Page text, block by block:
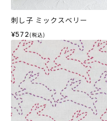
刺し子 ミックスベリー
¥572 (税込)